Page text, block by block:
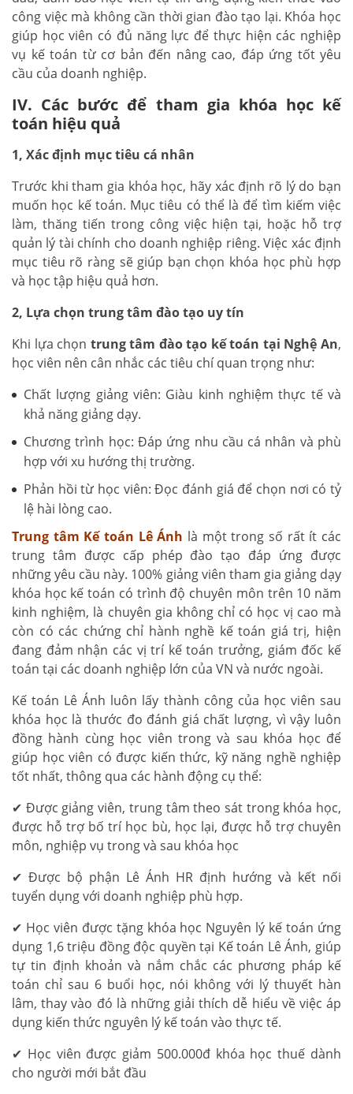
công việc mà không cần thời gian đào tạo lại. Khóa học
giúp học viên có đủ năng lực để thực hiện các nghiệp
vụ kế toán từ cơ bản đến nâng cao, đáp ứng tốt yêu
cầu của doanh nghiệp.
IV. Các bước để tham gia khóa học kế
toán hiệu quả
1, Xác định mục tiêu cá nhân
Trước khi tham gia khóa học, hãy xác định rõ lý do bạn
muốn học kế toán. Mục tiêu có thể là để tìm kiếm việc
làm, thăng tiến trong công việc hiện tại, hoặc hỗ trợ
quản lý tài chính cho doanh nghiệp riêng. Việc xác định
mục tiêu rõ ràng sẽ giúp bạn chọn khóa học phù hợp
và học tập hiệu quả hơn.
2, Lựa chọn trung tâm đào tạo uy tín
Khi lựa chọn trung tâm đào tạo kế toán tại Nghệ An,
học viên nên cân nhắc các tiêu chí quan trọng như:
Chất lượng giảng viên: Giàu kinh nghiệm thực tế và
khả năng giảng dạy.
Chương trình học: Đáp ứng nhu cầu cá nhân và phù
hợp với xu hướng thị trường.
Phản hồi từ học viên: Đọc đánh giá để chọn nơi có tỷ
lệ hài lòng cao.
Trung tâm Kế toán Lê Ánh là một trong số rất ít các
trung tâm được cấp phép đào tạo đáp ứng được
những yêu cầu này. 100% giảng viên tham gia giảng dạy
khóa học kế toán có trình độ chuyên môn trên 10 năm
kinh nghiệm, là chuyên gia không chỉ có học vị cao mà
còn có các chứng chỉ hành nghề kế toán giá trị, hiện
đang đảm nhận các vị trí kế toán trưởng, giám đốc kế
toán tại các doanh nghiệp lớn của VN và nước ngoài.
Kế toán Lê Ánh luôn lấy thành công của học viên sau
khóa học là thước đo đánh giá chất lượng, vì vậy luôn
đồng hành cùng học viên trong và sau khóa học để
giúp học viên có được kiến thức, kỹ năng nghề nghiệp
tốt nhất, thông qua các hành động cụ thể:
✔ Được giảng viên, trung tâm theo sát trong khóa học,
được hỗ trợ bố trí học bù, học lại, được hỗ trợ chuyên
môn, nghiệp vụ trong và sau khóa học
✔ Được bộ phận Lê Ánh HR định hướng và kết nối
tuyển dụng với doanh nghiệp phù hợp.
✔ Học viên được tặng khóa học Nguyên lý kế toán ứng
dụng 1,6 triệu đồng độc quyền tại Kế toán Lê Ánh, giúp
tự tin định khoản và nắm chắc các phương pháp kế
toán chỉ sau 6 buổi học, nói không với lý thuyết hàn
lâm, thay vào đó là những giải thích dễ hiểu về việc áp
dụng kiến thức nguyên lý kế toán vào thực tế.
✔ Học viên được giảm 500.000đ khóa học thuế dành
cho người mới bắt đầu